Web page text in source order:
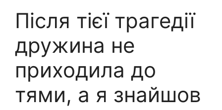
Після тієї трагедії
дружина не
приходила до
тями, а я знайшов